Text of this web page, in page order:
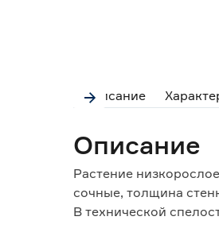
Описание
Описание
Растение
сочные, толщина
В технической